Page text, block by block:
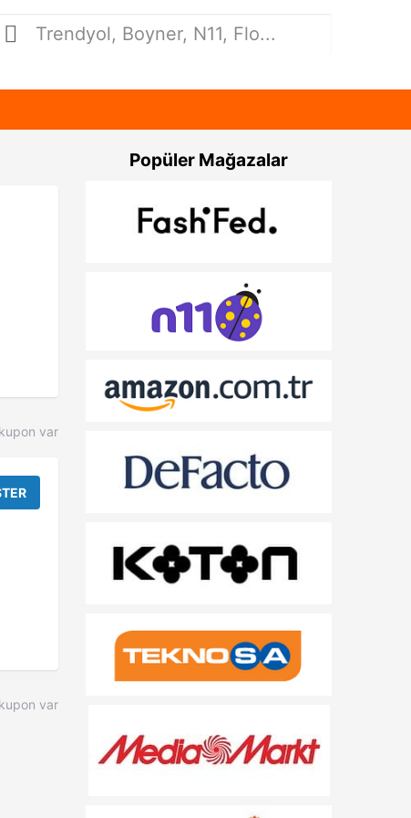
var
kupon var
Popüler Mağazalar